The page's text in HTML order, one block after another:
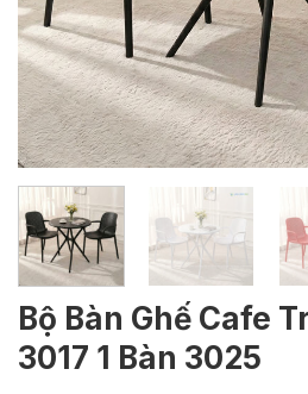
Bộ Bàn Ghế Cafe
3017 1 Bàn 3025